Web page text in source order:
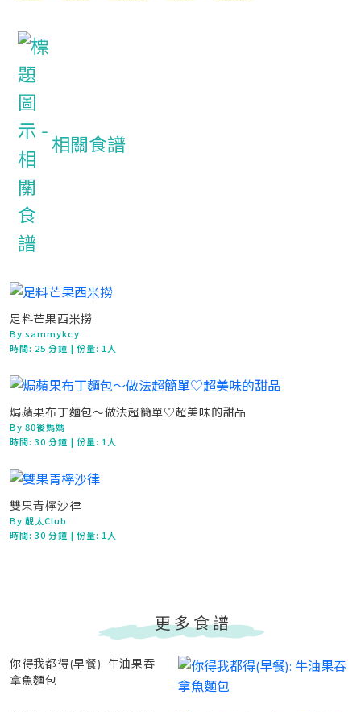
相關食譜
足料芒果西米撈
By sammykcy
時間: 25 分鐘 | 份量: 1人
焗蘋果布丁麵包～做法超簡單♡超美味的甜品
By 80後媽媽
時間:30 分鐘 | 份量: 1人
雙果青檸沙律
By 靚太Club
時間:30 分鐘 | 份量: 1人
更多食譜
你得我都得(早餐): 牛油果吞
拿魚麵包